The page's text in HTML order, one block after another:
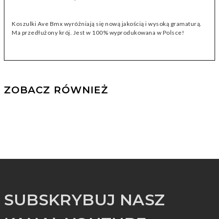
Koszulki Ave Bmx wyróżniają się nową jakością i wysoką gramaturą.
Ma przedłużony krój. Jest w 100% wyprodukowana w Polsce!
ZOBACZ RÓWNIEŻ
SUBSKRYBUJ NASZ